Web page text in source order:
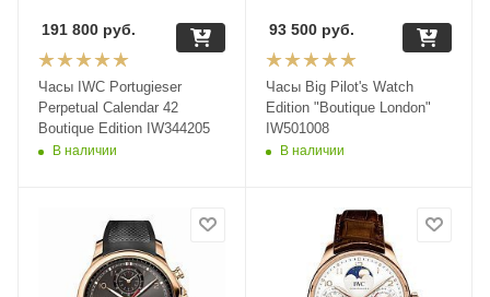
Часы IWC Portugieser
Perpetual Calendar 42
Boutique Edition IW344205
В наличии
191 800 руб.
Часы Big Pilot's Watch
Edition "Boutique London"
IW501008
В наличии
93 500руб.